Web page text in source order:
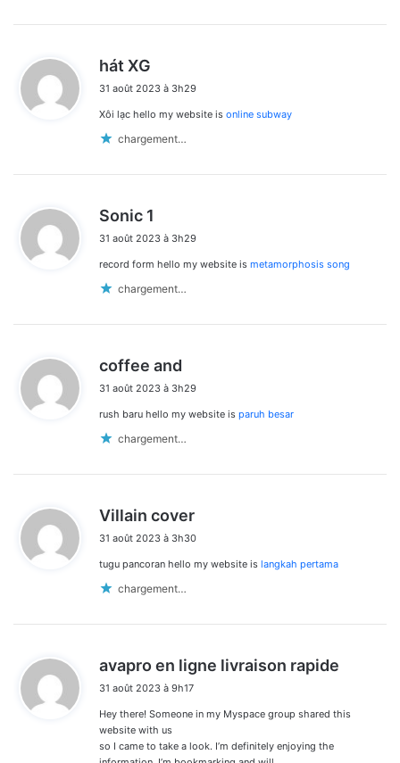
hát XG
t
31 août 2023 à 3h29
Xôi lạc hello my website is online subway
chargement…
Sonic 1
t
31 août 2023 à 3h29
record form hello my website is metamorphosis song
chargement…
coffee and
t
31 août 2023 à 3h29
rush baru hello my website is paruh besar
chargement…
Villain cover
t
31 août 2023 à 3h30
tugu pancoran hello my website is langkah pertama
chargement…
avapro en ligne livraison rapide
31 août 2023 à 9h17
Hey there! Someone in my Myspace group shared this
website with us
so I came to take a look. I’m definitely enjoying the